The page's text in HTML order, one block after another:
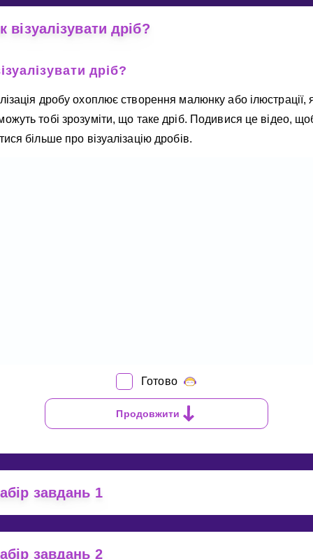
візуалізувати дріб?
дріб?
дробу охоплює створення малюнку або ілюстрації,
тобі зрозуміти, що таке дріб. Подивися це відео,
більше про візуалізацію дробів.
Готово
Продовжити
завдань 1
завдань 2